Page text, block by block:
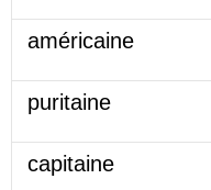
américaine
puritaine
capitaine